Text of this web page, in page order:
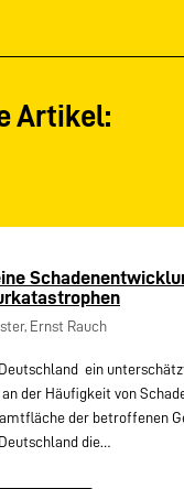
Artikel:
Ernst Rauch
 ein
an der Häufigkeit von
der betroffenen
die…